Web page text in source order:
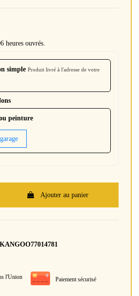
heures ouvrés.
simple Produit livré à l'adresse de votre
peinture
Ajouter au panier
l'Union
Paiement sécurisé